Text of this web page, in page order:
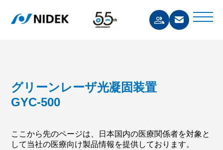
グリーンレーザ光凝固装置
GYC-500
ここから先のページは、日本国内の医療関係者を対象と
して当社の医療向け製品情報を提供しております。